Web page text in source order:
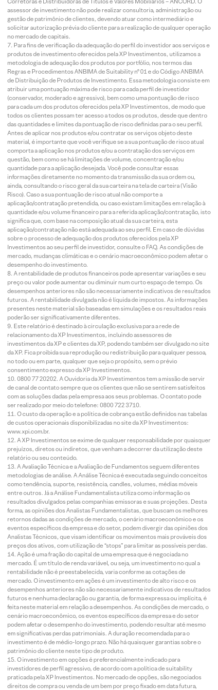
assessor de investimento não pode realizar consultoria, administração ou
gestão de patrimônio de clientes, devendo atuar como intermediário e
solicitar autorização prévia do cliente para a realização de qualquer operação
no mercado de capitais.
Para fins de verificação da adequação do perfil do investidor aos serviços e
produtos de investimento oferecidos pela XP Investimentos, utilizamos a
metodologia de adequação dos produtos por portfólio, nos termos das
Regras e Procedimentos ANBIMA de Suitability nº 01 e do Código ANBIMA
de Distribuição de Produtos de Investimento. Essa metodologia consiste em
atribuir uma pontuação máxima de risco para cada perfil de investidor
(conservador, moderado e agressivo), bem como uma pontuação de risco
para cada um dos produtos oferecidos pela XP Investimentos, de modo que
todos os clientes possam ter acesso a todos os produtos, desde que dentro
das quantidades e limites da pontuação de risco definidas para o seu perfil.
Antes de aplicar nos produtos e/ou contratar os serviços objeto deste
material, é importante que você verifique se a sua pontuação de risco atual
comporta a aplicação nos produtos e/ou a contratação dos serviços em
questão, bem como se há limitações de volume, concentração e/ou
quantidade para a aplicação desejada. Você pode consultar essas
informações diretamente no momento da transmissão da sua ordem ou,
ainda, consultando o risco geral da sua carteira na tela de carteira (Visão
Risco). Caso a sua pontuação de risco atual não comporte a
aplicação/contratação pretendida, ou caso existam limitações em relação à
quantidade e/ou volume financeiro para a referida aplicação/contratação, isto
significa que, com base na composição atual da sua carteira, esta
aplicação/contratação não está adequada ao seu perfil. Em caso de dúvidas
sobre o processo de adequação dos produtos oferecidos pela XP
Investimentos ao seu perfil de investidor, consulte o FAQ. As condições de
mercado, mudanças climáticas e o cenário macroeconômico podem afetar o
desempenho do investimento.
A rentabilidade de produtos financeiros pode apresentar variações e seu
preço ou valor pode aumentar ou diminuir num curto espaço de tempo. Os
desempenhos anteriores não são necessariamente indicativos de resultados
futuros. A rentabilidade divulgada não é líquida de impostos. As informações
presentes neste material são baseadas em simulações e os resultados reais
poderão ser significativamente diferentes.
Este relatório é destinado à circulação exclusiva para a rede de
relacionamento da XP Investimentos, incluindo assessores de
investimentos da XP e clientes da XP, podendo também ser divulgado no site
da XP. Fica proibida sua reprodução ou redistribuição para qualquer pessoa,
no todo ou em parte, qualquer que seja o propósito, sem o prévio
consentimento expresso da XP Investimentos.
0800 77 20202. A Ouvidoria da XP Investimentos tem a missão de servir
de canal de contato sempre que os clientes que não se sentirem satisfeitos
com as soluções dadas pela empresa aos seus problemas. O contato pode
ser realizado por meio do telefone: 0800 722 3710.
O custo da operação e a política de cobrança estão definidos nas tabelas
de custos operacionais disponibilizadas no site da XP Investimentos:
www.xpi.com.br.
A XP Investimentos se exime de qualquer responsabilidade por quaisquer
prejuízos, diretos ou indiretos, que venham a decorrer da utilização deste
relatório ou seu conteúdo.
A Avaliação Técnica e a Avaliação de Fundamentos seguem diferentes
metodologias de análise. A Análise Técnica é executada seguindo conceitos
como tendência, suporte, resistência, candles, volumes, médias móveis
entre outros. Já a Análise Fundamentalista utiliza como informação os
resultados divulgados pelas companhias emissoras e suas projeções. Desta
forma, as opiniões dos Analistas Fundamentalistas, que buscam os melhores
retornos dadas as condições de mercado, o cenário macroeconômico e os
eventos específicos da empresa e do setor, podem divergir das opiniões dos
Analistas Técnicos, que visam identificar os movimentos mais prováveis dos
preços dos ativos, com utilização de “stops” para limitar as possíveis perdas.
Ação é uma fração do capital de uma empresa que é negociada no
mercado. É um título de renda variável, ou seja, um investimento no qual a
rentabilidade não é preestabelecida, varia conforme as cotações de
mercado. O investimento em ações é um investimento de alto risco e os
desempenhos anteriores não são necessariamente indicativos de resultados
futuros e nenhuma declaração ou garantia, de forma expressa ou implícita, é
feita neste material em relação a desempenhos. As condições de mercado, o
cenário macroeconômico, os eventos específicos da empresa e do setor
podem afetar o desempenho do investimento, podendo resultar até mesmo
em significativas perdas patrimoniais. A duração recomendada para o
investimento é de médio-longo prazo. Não há quaisquer garantias sobre o
patrimônio do cliente neste tipo de produto.
O investimento em opções é preferencialmente indicado para
investidores de perfil agressivo, de acordo com a política de suitability
praticada pela XP Investimentos. No mercado de opções, são negociados
direitos de compra ou venda de um bem por preço fixado em data futura,